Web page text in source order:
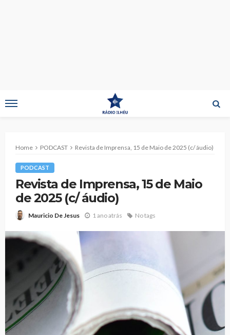
Home PODCAST Revista de Imprensa, 15 de Maio de 2025 (c/ áudio)
PODCAST
Revista de Imprensa, 15 de Maio
de 2025 (c/ áudio)
Mauricio De Jesus 1 ano atrás No tags